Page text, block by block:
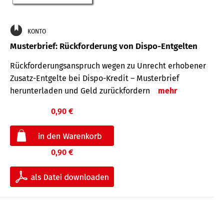
KONTO
Musterbrief: Rückforderung von Dispo-Entgelten
Rückforderungsanspruch wegen zu Unrecht erhobener
Zusatz-Entgelte bei Dispo-Kredit – Musterbrief
herunterladen und Geld zurückfordern
mehr
0,90 €
0,90 €